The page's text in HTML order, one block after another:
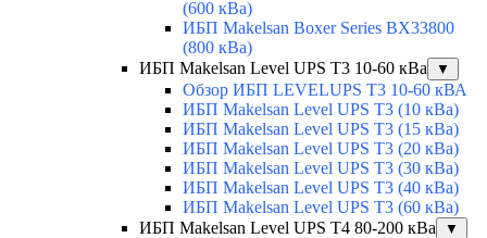
(600 кВа)
ИБП Makelsan Boxer Series BX33800
(800 кВа)
ИБП Makelsan Level UPS T3 10-60 кВа
▼
Обзор ИБП LEVELUPS T3 10-60 кВА
ИБП Makelsan Level UPS T3 (10 кВа)
ИБП Makelsan Level UPS T3 (15 кВа)
ИБП Makelsan Level UPS T3 (20 кВа)
ИБП Makelsan Level UPS T3 (30 кВа)
ИБП Makelsan Level UPS T3 (40 кВа)
ИБП Makelsan Level UPS T3 (60 кВа)
ИБП Makelsan Level UPS T4 80-200 кВа
▼